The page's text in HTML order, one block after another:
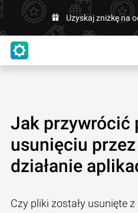
Uzyskaj zniżkę na
Jak przywrócić
usunięciu przez
działanie
Czy pliki zostały usunięte z